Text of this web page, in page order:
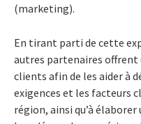
(marketing).
En tirant parti de cette
autres partenaires offrent
clients afin de les aider à
exigences et les facteurs
région, ainsi qu’à